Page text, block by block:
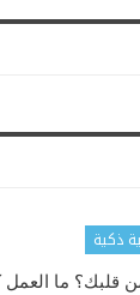
ذكية
ما العمل